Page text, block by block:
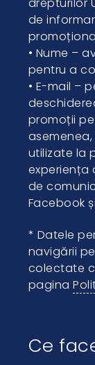
de
• Nume –
pentru a
• E-mail –
promoții
utilizate la
experiența
de
Facebook
* Datele
navigării
colectate
pagina
Ce